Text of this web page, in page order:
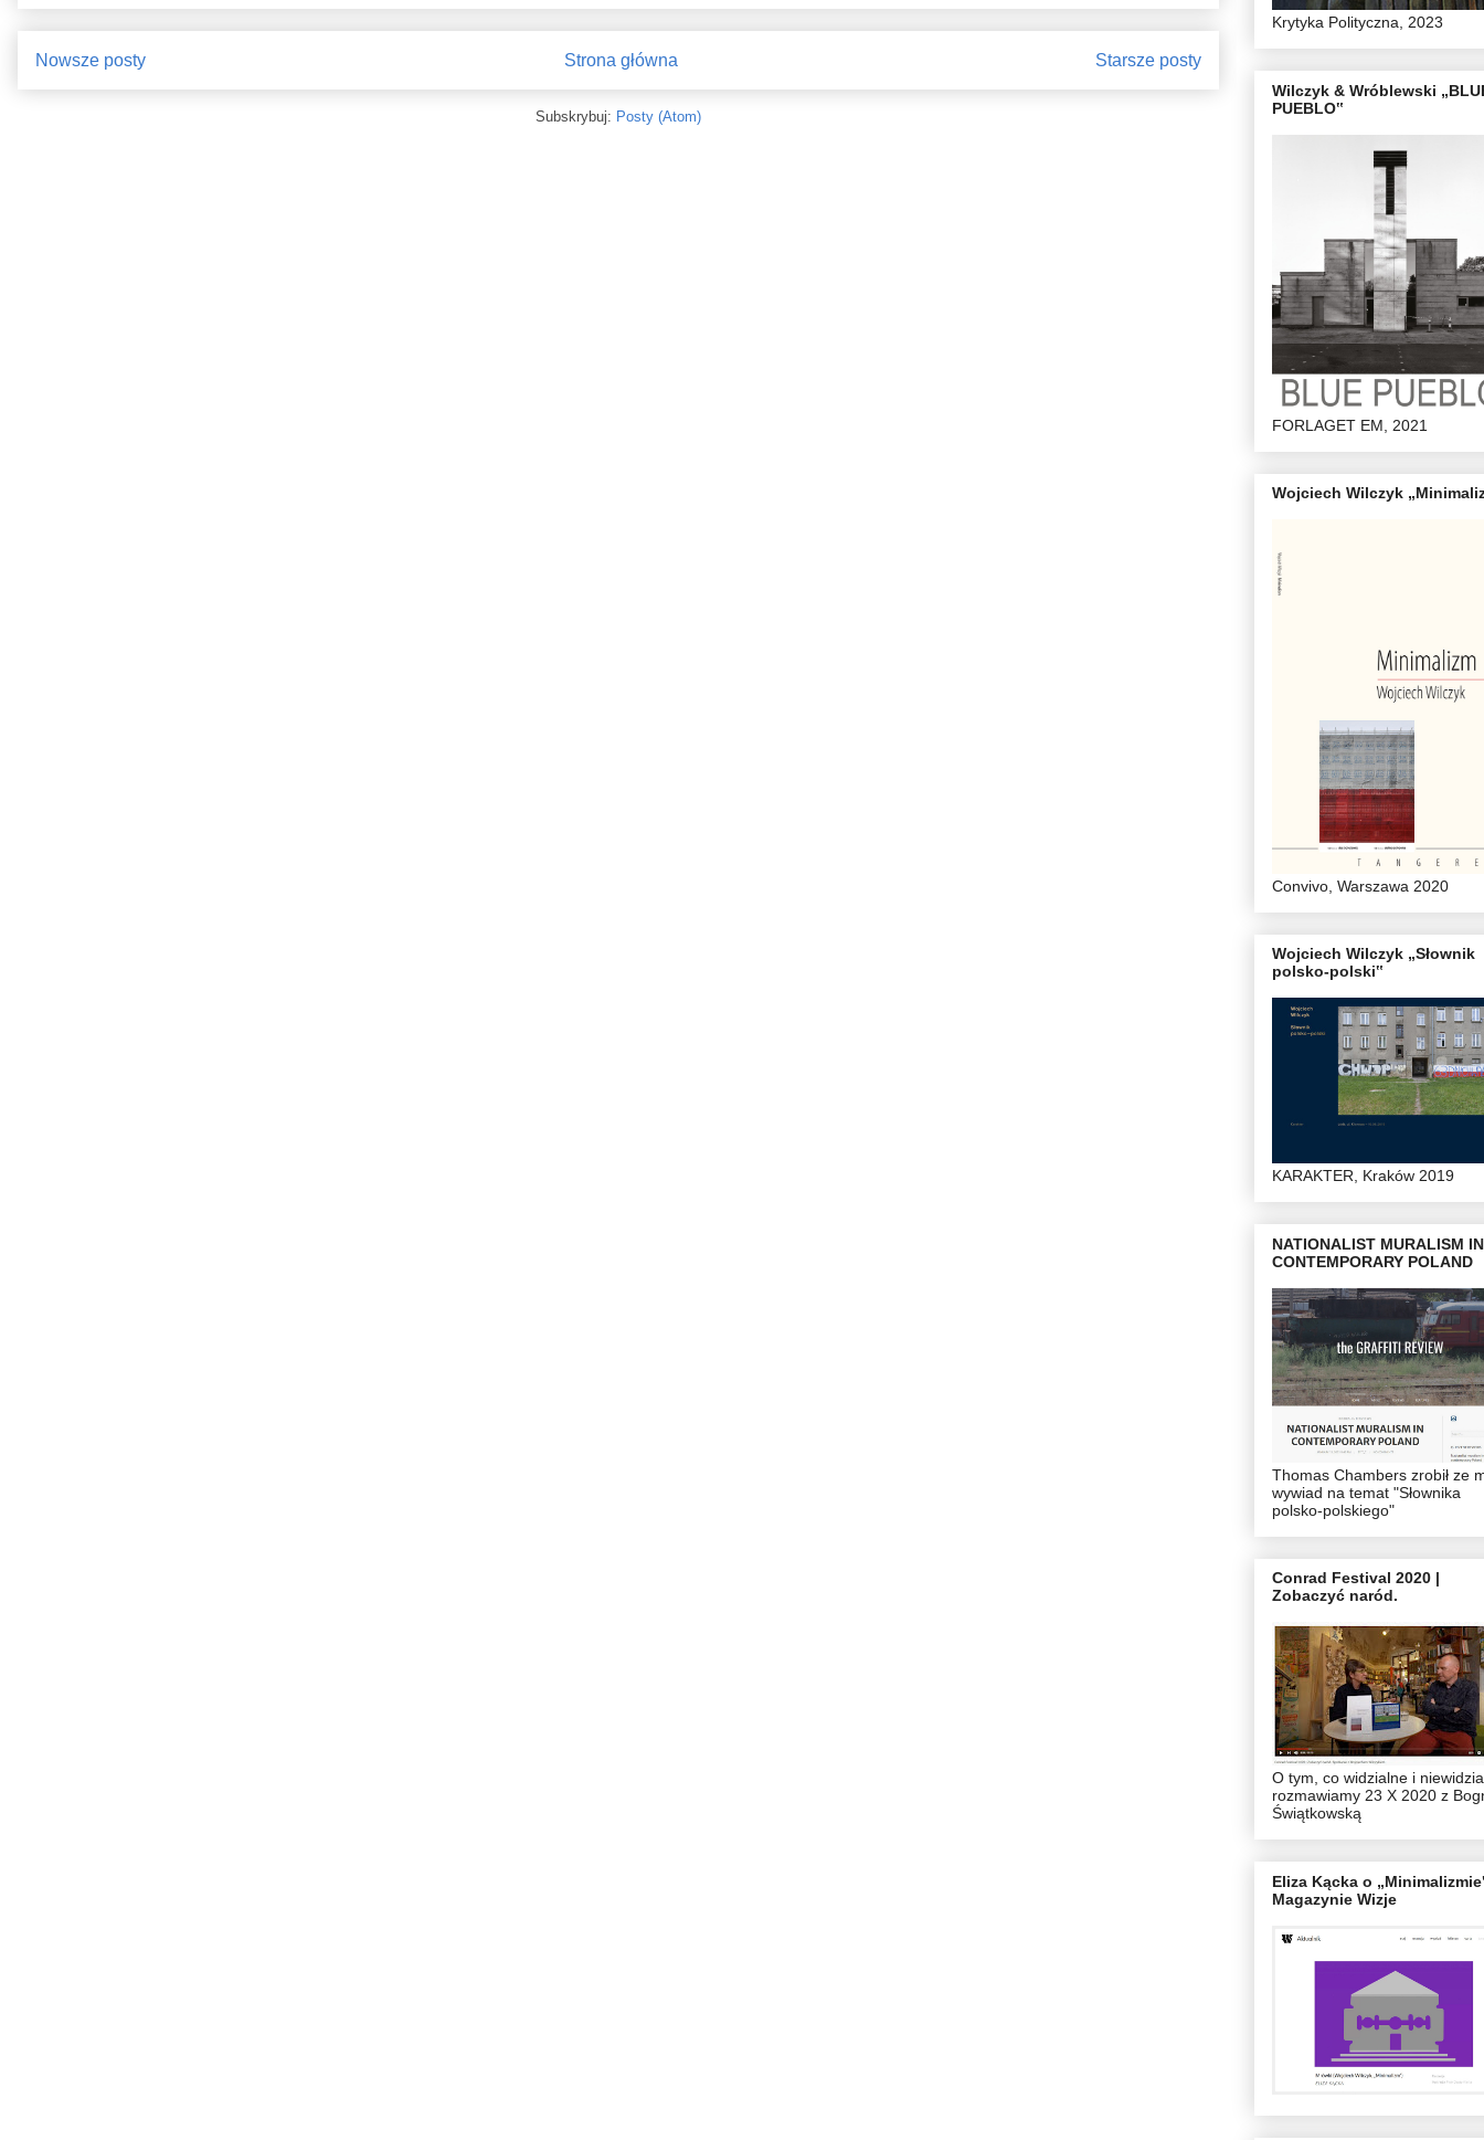
Nowsze posty Starsze posty
Strona główna
Subskrybuj: Posty (Atom)
Krytyka Polityczna, 2023
Wilczyk & Wróblewski
PUEBLO‟
FORLAGET EM, 2021
Wojciech Wilczyk
Convivo, Warszawa 2020
Wojciech Wilczyk „Słownik
polsko-polski‟
KARAKTER, Kraków 2019
NATIONALIST MURALISM IN
CONTEMPORARY POLAND
Thomas Chambers zrobił ze
wywiad na temat "Słownika
polsko-polskiego"
Conrad Festival 2020 |
Zobaczyć naród.
O tym, co widzialne i
rozmawiamy 23 X 2020 z
Świątkowską
Eliza Kącka o
Magazynie Wizje